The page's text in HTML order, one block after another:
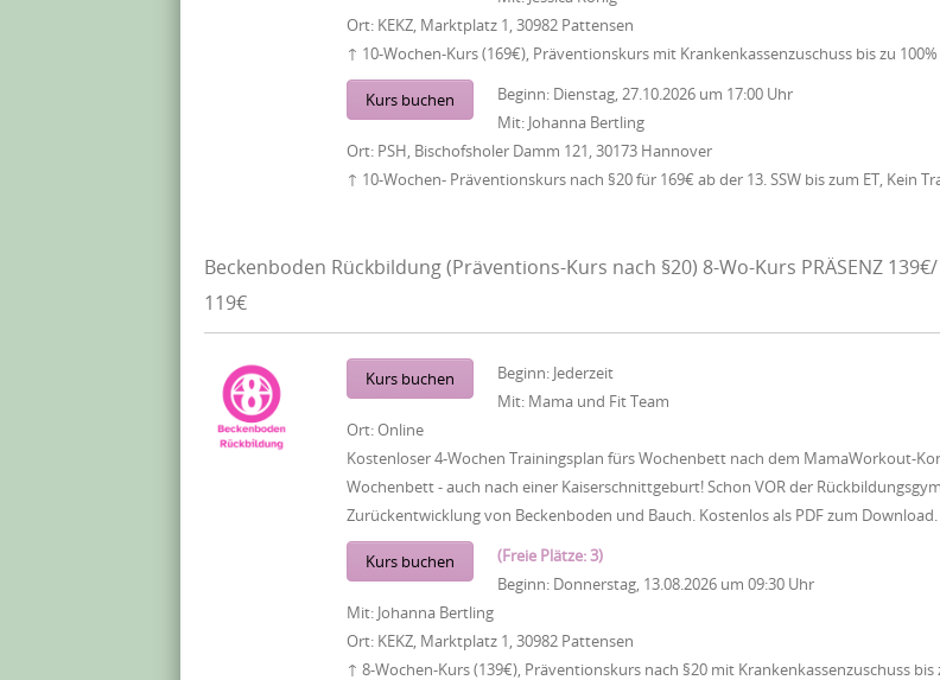
Ort: KEKZ, Marktplatz 1, 30982 Pattensen
↑ 10-Wochen-Kurs (169€), Präventionskurs mit Krankenkassenzuschuss bis zu 100%
Kurs buchen Beginn: Dienstag, 27.10.2026 um 17:00 Uhr
Mit: Johanna Bertling
Ort: PSH, Bischofsholer Damm 121, 30173 Hannover
↑ 10-Wochen- Präventionskurs nach §20 für 169€ ab der 13. SSW bis zum ET, Kein
Beckenboden Rückbildung (Präventions-Kurs nach §20) 8-Wo-Kurs PRÄSENZ
119€
Kurs buchen Beginn: Jederzeit
Mit: Mama und Fit Team
Ort:Online
Kostenloser 4-Wochen Trainingsplan fürs Wochenbett nach dem MamaWorkout-
Wochenbett - auch nach einer Kaiserschnittgeburt! Schon VOR der
Zurückentwicklung von Beckenboden und Bauch. Kostenlos als PDF zum Download.
Kurs buchen
(Freie Plätze: 3)
Beginn: Donnerstag, 13.08.2026 um 09:30 Uhr
Mit: Johanna Bertling
Ort: KEKZ, Marktplatz 1, 30982 Pattensen
↑ 8-Wochen-Kurs (139€), Präventionskurs nach §20 mit Krankenkassenzuschuss bis